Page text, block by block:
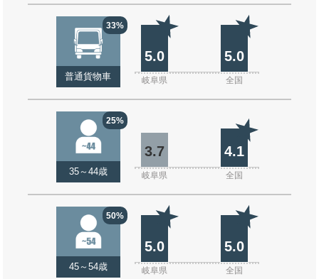
33%
普通貨物車
5.0 5.0
岐阜県 全国
25%
35～44歳
3.7 4.1
岐阜県 全国
50%
45～54歳
5.0 5.0
岐阜県 全国